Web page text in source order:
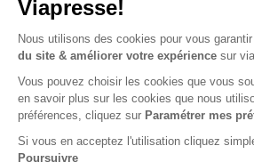
Abonnement 2 ans
12 n° • Papier
94€90
Tarif France métropolitaine
Renouvellement à date d’anniversaire